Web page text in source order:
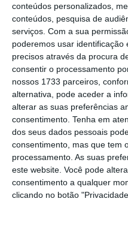
conteúdos personalizados,
conteúdos, pesquisa de
serviços. Com a sua
poderemos usar identificação
precisos através da procura
consentir o processamento
nossos 1733 parceiros,
alternativa, pode aceder a
alterar as suas preferências
consentimento. Tenha em
dos seus dados pessoais
consentimento, mas que tem
processamento. As suas
este website. Você pode
consentimento a qualquer
clicando no botão
milhões de euros no
contabilizava
2.066
transformação e 414
colaboradores
transformadora e
dos setores de
acrescenta à
Miguel Goulão.